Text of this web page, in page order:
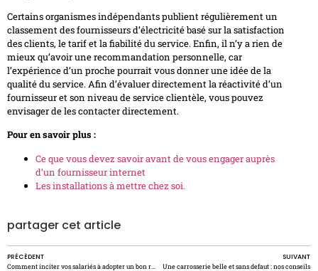
Certains organismes indépendants publient régulièrement un
classement des fournisseurs d’électricité basé sur la satisfaction
des clients, le tarif et la fiabilité du service. Enfin, il n’y a rien de
mieux qu’avoir une recommandation personnelle, car
l’expérience d’un proche pourrait vous donner une idée de la
qualité du service. Afin d’évaluer directement la réactivité d’un
fournisseur et son niveau de service clientèle, vous pouvez
envisager de les contacter directement.
Pour en savoir plus :
Ce que vous devez savoir avant de vous engager auprès
d’un fournisseur internet
Les installations à mettre chez soi.
partager cet article
PRÉCÈDENT SUIVANT
Une carrosserie belle et sans defaut : nos conseils